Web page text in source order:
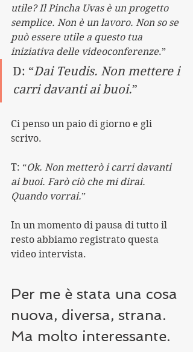
utile? Il Pincha Uvas è un progetto
semplice. Non è un lavoro. Non so se
può essere utile a questo tua
iniziativa delle videoconferenze.”
D: “Dai Teudis. Non mettere i
carri davanti ai buoi.”
Ci penso un paio di giorno e gli
scrivo.
T: “Ok. Non metterò i carri davanti
ai buoi. Farò ciò che mi dirai.
Quando vorrai.”
In un momento di pausa di tutto il
resto abbiamo registrato questa
video intervista.
Per me è stata una cosa
nuova, diversa, strana.
Ma molto interessante.